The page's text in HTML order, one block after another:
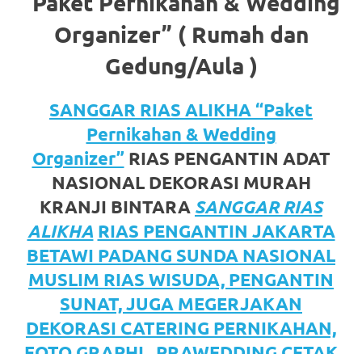
guys
https://
comment
here
replica
watches.
Organizer” ( Rumah dan
Gedung/Aula )
SANGGAR RIAS ALIKHA “Paket
Pernikahan & Wedding
Organizer” RIAS PENGANTIN ADAT
NASIONAL DEKORASI MURAH
KRANJI BINTARA SANGGAR RIAS
ALIKHA RIAS PENGANTIN JAKARTA
BETAWI PADANG SUNDA NASIONAL
MUSLIM RIAS WISUDA, PENGANTIN
SUNAT, JUGA MEGERJAKAN
DEKORASI CATERING PERNIKAHAN,